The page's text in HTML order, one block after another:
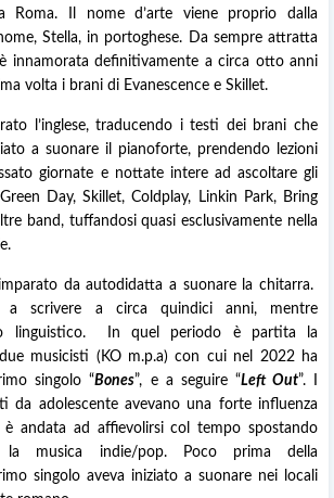
Roma. Il nome d’arte viene proprio dalla
Stella, in portoghese. Da sempre attratta
innamorata definitivamente a circa otto anni
volta i brani di Evanescence e Skillet.
l’inglese, traducendo i testi dei brani che
a suonare il pianoforte, prendendo lezioni
giornate e nottate intere ad ascoltare gli
Day, Skillet, Coldplay, Linkin Park, Bring
band, tuffandosi quasi esclusivamente nella
da autodidatta a suonare la chitarra.
a scrivere a circa quindici anni, mentre
linguistico. In quel periodo è partita la
musicisti (KO m.p.a) con cui nel 2022 ha
singolo “Bones”, e a seguire “Left Out”. I
da adolescente avevano una forte influenza
andata ad affievolirsi col tempo spostando
la musica indie/pop. Poco prima della
singolo aveva iniziato a suonare nei locali